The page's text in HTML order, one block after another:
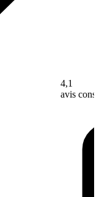
4,1
avis